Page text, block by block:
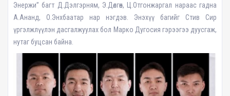
Энержи” багт Д.Дэлгэрням, Э.Дөлгөөн, Ц.Отгонжаргал нараас гадна
А.Ананд, О.Энхбаатар нар нэгдэв. Энэхүү багийг Стив Сир
үргэлжлүүлэн дасгалжуулах бол Марко Дугосия гэрээгээ дуусгаж,
нутаг буцсан байна.